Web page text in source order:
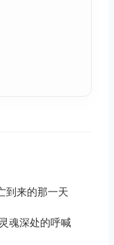
到来的那一天
魂深处的呼喊